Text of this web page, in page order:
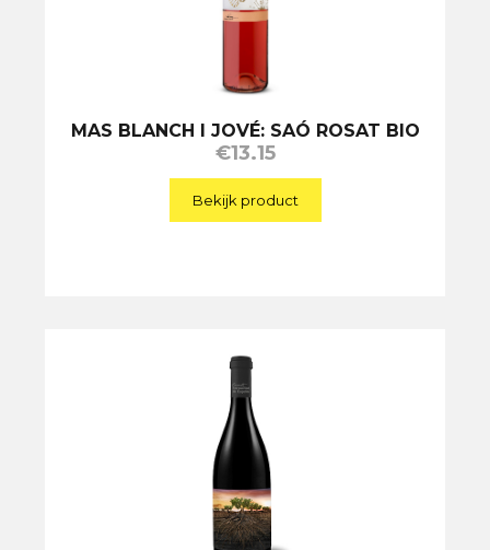
MAS BLANCH I JOVÉ: SAÓ ROSAT BIO
€13.15
Bekijk product